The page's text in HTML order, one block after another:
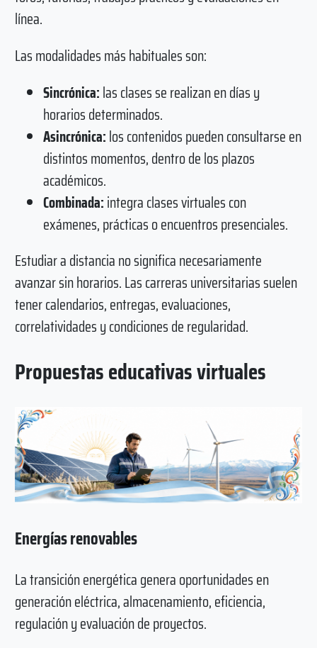
línea.
Las modalidades más habituales son:
Sincrónica:las clases se realizan en días y
horarios determinados.
Asincrónica:los contenidos pueden consultarse en
distintos momentos, dentro de los plazos
académicos.
Combinada:integra clases virtuales con
exámenes, prácticas o encuentros presenciales.
Estudiar a distancia no significa necesariamente
avanzar sin horarios. Las carreras universitarias suelen
tener calendarios, entregas, evaluaciones,
correlatividades y condiciones de regularidad.
Propuestas educativas virtuales
Energías renovables
La transición energética genera oportunidades en
generación eléctrica, almacenamiento, eficiencia,
regulación y evaluación de proyectos.